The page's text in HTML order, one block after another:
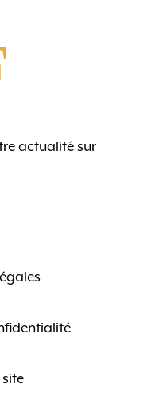
actualité sur